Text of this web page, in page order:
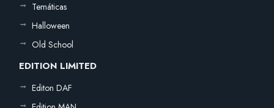
Temáticas
Halloween
Old School
EDITION LIMITED
Editon DAF